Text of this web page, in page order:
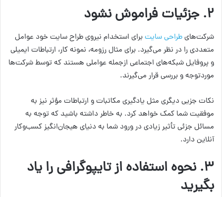
۲. جزئیات فراموش نشود
شرکت‌هایطراحی سایتبرای استخدام نیروی طراح سایت خود عوامل
متعددی را در نظر می‌گیرد. برای مثال رزومه، نمونه کار، ارتباطات ایمیلی
و پروفایل شبکه‌های اجتماعی ازجمله عواملی هستند که توسط شرکت‌ها
موردتوجه و بررسی قرار می‌گیرند.
نکات جزیی دیگری مثل یادگیری مکاتبات و ارتباطات مؤثر نیز به
موفقیت شما کمک خواهد کرد. به خاطر داشته باشید که توجه به
مسائل جزئی تأثیر زیادی در ورود شما به دنیای هیجان‌انگیز کسب‌وکار
آنلاین دارد.
۳. نحوه استفاده از تایپوگرافی را یاد
بگیرید